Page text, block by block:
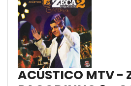
ACÚSTICO MTV -